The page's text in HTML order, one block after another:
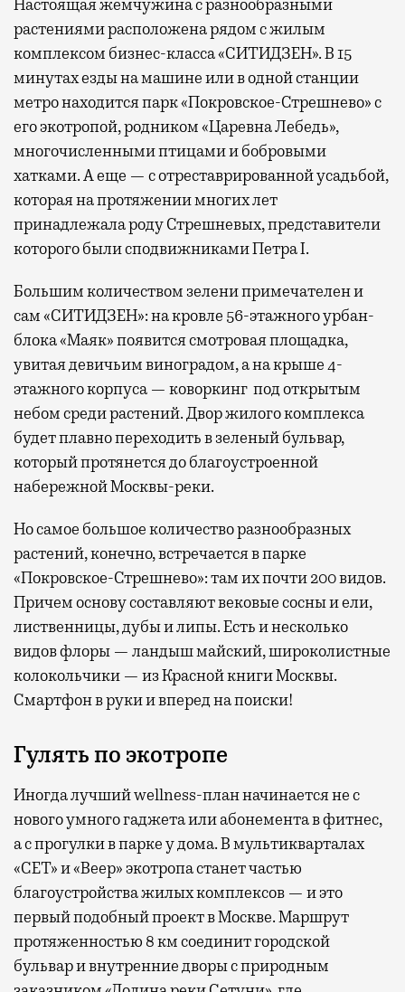
Настоящая жемчужина с разнообразными
растениями расположена рядом с жилым
комплексом бизнес-класса «СИТИДЗЕН». В 15
минутах езды на машине или в одной станции
метро находится парк «Покровское-Стрешнево» с
его экотропой, родником «Царевна Лебедь»,
многочисленными птицами и бобровыми
хатками. А еще — с отреставрированной усадьбой,
которая на протяжении многих лет
принадлежала роду Стрешневых, представители
которого были сподвижниками Петра I.
Большим количеством зелени примечателен и
сам «СИТИДЗЕН»: на кровле 56-этажного урбан-
блока «Маяк» появится смотровая площадка,
увитая девичьим виноградом, а на крыше 4-
этажного корпуса — коворкинг под открытым
небом среди растений. Двор жилого комплекса
будет плавно переходить в зеленый бульвар,
который протянется до благоустроенной
набережной Москвы-реки.
Но самое большое количество разнообразных
растений, конечно, встречается в парке
«Покровское-Стрешнево»: там ихпочти 200 видов.
Причем основу составляют вековые сосны и ели,
лиственницы, дубы и липы. Есть и несколько
видов флоры — ландыш майский, широколистные
колокольчики — из Красной книги Москвы.
Смартфон в руки и вперед на поиски!
Гулять по экотропе
Иногда лучший wellness-план начинается не с
нового умного гаджета или абонемента в фитнес,
а с прогулки в парке у дома. В мультикварталах
«СЕТ» и «Веер» экотропа станет частью
благоустройства жилых комплексов — и это
первый подобный проект в Москве. Маршрут
протяженностью 8 км соединит городской
бульвар и внутренние дворы с природным